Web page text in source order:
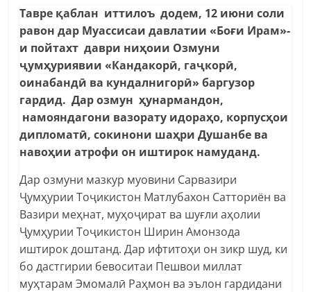
Тавре қаблан иттилоъ додем, 12 июни соли
равон дар Муассисаи давлатии «Боғи Ирам»-
и пойтахт даври ниҳоии Озмуни
ҷумҳуриявии «Кандакорӣ, гаҷкорӣ,
оинабандӣ ва кундалнигорӣ» баргузор
гардид. Дар озмун ҳунармандон,
намояндагони вазорату идораҳо, корпусҳои
дипломатӣ, сокинони шаҳри Душанбе ва
навоҳии атрофи он иштирок намуданд.
Дар озмуни мазкур муовини Сарвазири
Ҷумҳурии Тоҷикистон Матлубахон Сатториён ва
Вазири меҳнат, муҳоҷират ва шуғли аҳолии
Ҷумҳурии Тоҷикистон Ширин Амонзода
иштирок доштанд. Дар ифтитоҳи он зикр шуд, ки
бо дастгирии бевоситаи Пешвои миллат
муҳтарам Эмомалӣ Раҳмон ва эълон гардидани